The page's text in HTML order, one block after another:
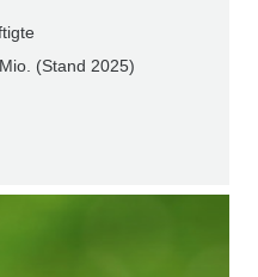
(Stand 2025)